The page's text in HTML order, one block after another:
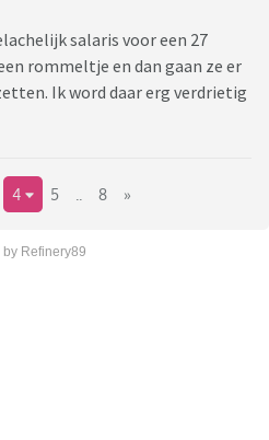
salaris voor een 27
rommeltje en dan gaan ze er
Ik word daar erg verdrietig
4 5 8 »
Refinery89